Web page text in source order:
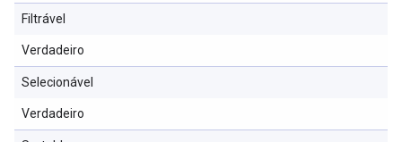
Filtrável
Verdadeiro
Selecionável
Verdadeiro